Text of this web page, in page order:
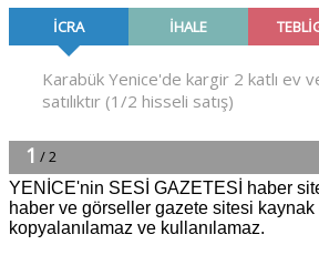
YENİCE'nin SESİ GAZETESİ haber
haber ve görseller gazete sitesi
kopyalanılamaz ve kullanılamaz.